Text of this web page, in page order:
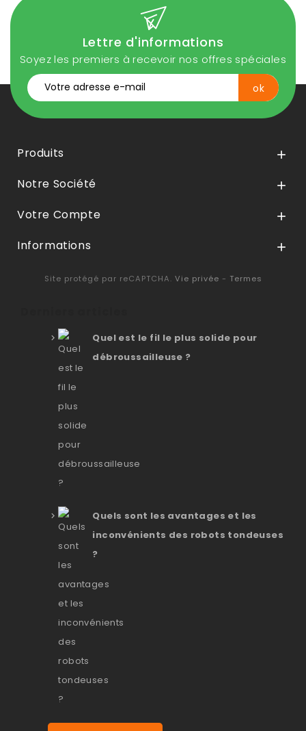
Lettre d'informations
Soyez les premiers à recevoir nos offres spéciales
Produits 
Notre Société 
Votre Compte 
Informations 
Site protégé par reCAPTCHA. Vie privée - Termes
Quel est le fil le plus solide pour
débroussailleuse ?
Quels sont les avantages et les
inconvénients des robots tondeuses
?